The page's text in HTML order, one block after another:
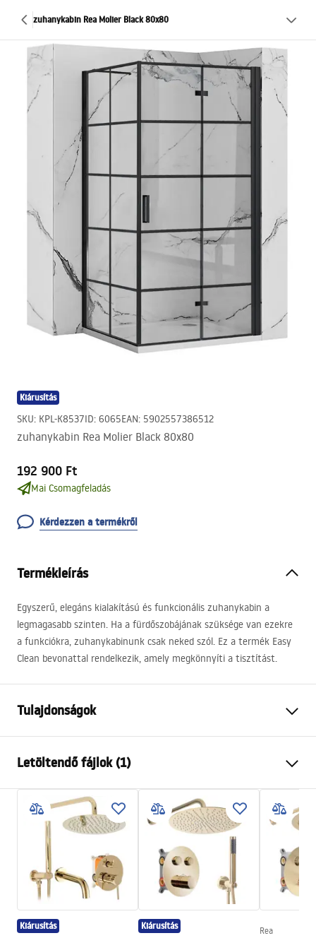
zuhanykabin Rea Molier Black 80x80
Kiárusítás
SKU: KPL-K8537ID: 6065EAN: 5902557386512
zuhanykabin Rea Molier Black 80x80
192 900 Ft
Mai Csomagfeladás
Kérdezzen a termékről
Termékleírás
Egyszerű, elegáns kialakítású és funkcionális zuhanykabin a
legmagasabb szinten. Ha a fürdőszobájának szüksége van ezekre
a funkciókra, zuhanykabinunk csak neked szól. Ez a termék Easy
Clean bevonattal rendelkezik, amely megkönnyíti a tisztítást.
Tulajdonságok
Szín
Kabin típusa
Sarok
Az üveg színe
Átlátszó 6mm
A nyitás módja
Összecsukható
Összeszerelés
A zuhanytálcán vagy a padlón
Magasság
1900mm
Garancia
24 Hónap
Letöltendő fájlok (1)
shower manual
shower manual.pdf
Kiárusítás Kiárusítás Rea